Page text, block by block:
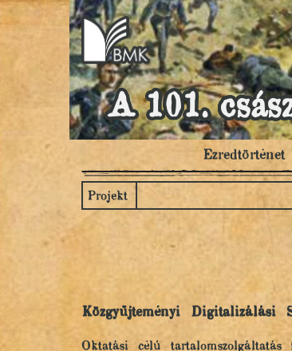
A 101.
Ezredtörténet
Projekt
Közgyűjteményi Digitalizálási
Oktatási célú